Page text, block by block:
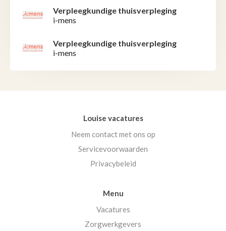
Verpleegkundige thuisverpleging
i-mens
Verpleegkundige thuisverpleging
i-mens
Louise vacatures
Neem contact met ons op
Servicevoorwaarden
Privacybeleid
Menu
Vacatures
Zorgwerkgevers